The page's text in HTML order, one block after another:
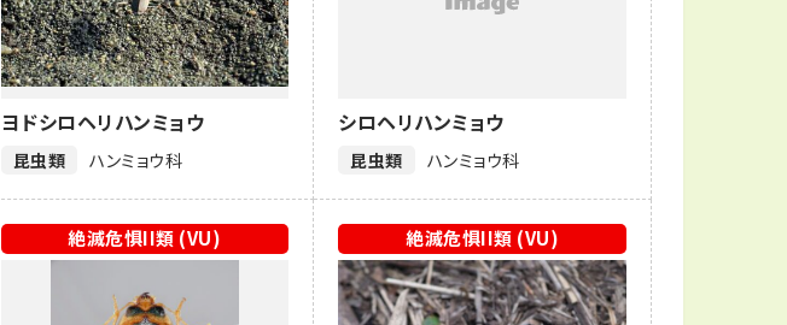
昆虫類
ヨドシロヘリハンミョウ
ハンミョウ科 昆虫類
シロヘリハンミョウ
ハンミョウ科
絶滅危惧II類 (VU) 絶滅危惧II類 (VU)